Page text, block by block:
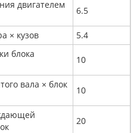
двигателем
6.5
× кузов
5.4
блока
10
вала × блок
10
20